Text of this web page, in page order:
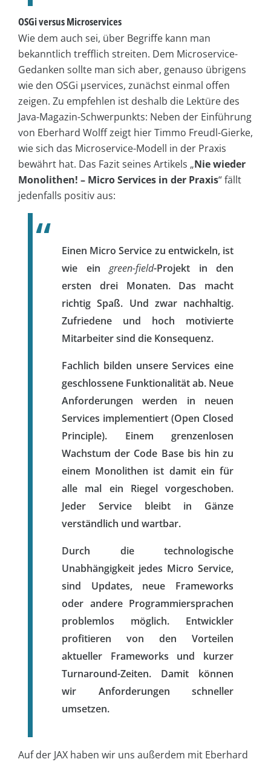
OSGi versus Microservices
Wie dem auch sei, über Begriffe kann man
bekanntlich trefflich streiten. Dem Microservice-
Gedanken sollte man sich aber, genauso übrigens
wie den OSGi µservices, zunächst einmal offen
zeigen. Zu empfehlen ist deshalb die Lektüre des
Java-Magazin-Schwerpunkts: Neben der Einführung
von Eberhard Wolff zeigt hier Timmo Freudl-Gierke,
wie sich das Microservice-Modell in der Praxis
bewährt hat. Das Fazit seines Artikels „Nie wieder
Monolithen! – Micro Services in der Praxis“ fällt
jedenfalls positiv aus:
Einen Micro Service zu entwickeln, ist
wie ein green-field-Projekt in den
ersten drei Monaten. Das macht
richtig Spaß. Und zwar nachhaltig.
Zufriedene und hoch motivierte
Mitarbeiter sind die Konsequenz.
Fachlich bilden unsere Services eine
geschlossene Funktionalität ab. Neue
Anforderungen werden in neuen
Services implementiert (Open Closed
Principle). Einem grenzenlosen
Wachstum der Code Base bis hin zu
einem Monolithen ist damit ein für
alle mal ein Riegel vorgeschoben.
Jeder Service bleibt in Gänze
verständlich und wartbar.
Durch die technologische
Unabhängigkeit jedes Micro Service,
sind Updates, neue Frameworks
oder andere Programmiersprachen
problemlos möglich. Entwickler
profitieren von den Vorteilen
aktueller Frameworks und kurzer
Turnaround-Zeiten. Damit können
wir Anforderungen schneller
umsetzen.
Auf der JAX haben wir uns außerdem mit Eberhard